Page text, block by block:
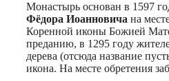
Монастырь основан в 1597
Фёдора Иоанновича на
Коренной иконы Божией
преданию, в 1295 году
дерева (отсюда название
икона. На месте обретения